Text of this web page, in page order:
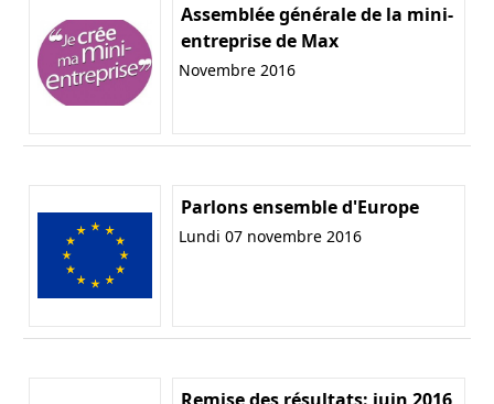
Assemblée générale de la mini-
entreprise de Max
Novembre 2016
Parlons ensemble d'Europe
Lundi 07 novembre 2016
Remise des résultats: juin 2016